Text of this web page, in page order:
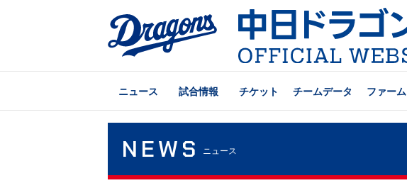
ニュース 試合情報 チケット チームデータ ファーム
NEWS ニュース